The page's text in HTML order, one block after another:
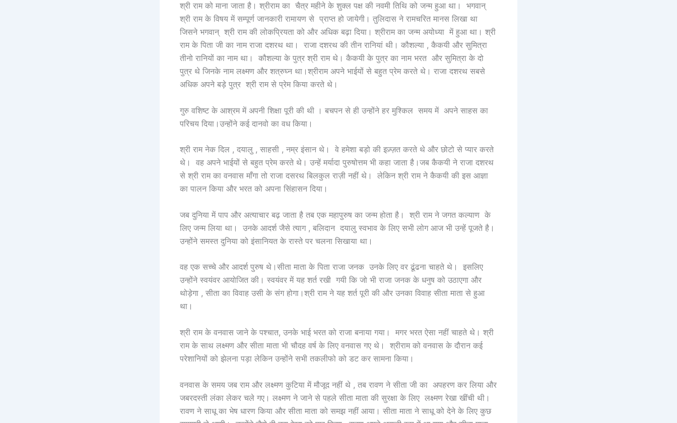
श्री राम को माना जाता है। श्रीराम का चैत्र महीने के शुक्ल पक्ष की नवमी तिथि को जन्म हुआ था। भगवान्
श्री राम के विषय में सम्पूर्ण जानकारी रामायण से प्राप्त हो जायेगी। तुलिदास ने रामचरित मानस लिखा था
जिसने भगवान् श्री राम की लोकप्रियता को और अधिक बढ़ा दिया। श्रीराम का जन्म अयोध्या में हुआ था। श्री
राम के पिता जी का नाम राजा दशरथ था। राजा दशरथ की तीन रानियां थी। कौशल्या , कैकयी और सुमित्रा
तीनो रानियों का नाम था। कौशल्या के पुत्र श्री राम थे। कैकयी के पुत्र का नाम भरत और सुमित्रा के दो
पुत्र थे जिनके नाम लक्ष्मण और शत्रुघ्न था।श्रीराम अपने भाईयों से बहुत प्रेम करते थे। राजा दशरथ सबसे
अधिक अपने बड़े पुत्र श्री राम से प्रेम किया करते थे।
गुरु वशिष्ट के आश्रम में अपनी शिक्षा पूरी की थी । बचपन से ही उन्होंने हर मुश्किल समय में अपने साहस का
परिचय दिया।उन्होंने कई दानवो का वध किया।
श्री राम नेक दिल , दयालु , साहसी , नम्र इंसान थे। वे हमेशा बड़ो की इज़्ज़त करते थे और छोटो से प्यार करते
थे। वह अपने भाईयों से बहुत प्रेम करते थे। उन्हें मर्यादा पुरुषोत्तम भी कहा जाता है।जब कैकयी ने राजा दशरथ
से श्री राम का वनवास माँगा तो राजा दसरथ बिलकुल राज़ी नहीं थे। लेकिन श्री राम ने कैकयी की इस आज्ञा
का पालन किया और भरत को अपना सिंहासन दिया।
जब दुनिया में पाप और अत्याचार बढ़ जाता है तब एक महापुरुष का जन्म होता है। श्री राम ने जगत कल्याण के
लिए जन्म लिया था। उनके आदर्श जैसे त्याग , बलिदान दयालु स्वभाव के लिए सभी लोग आज भी उन्हें पूजते है।
उन्होंने समस्त दुनिया को इंसानियत के रास्ते पर चलना सिखाया था।
वह एक सच्चे और आदर्श पुरुष थे।सीता माता के पिता राजा जनक उनके लिए वर ढूंढना चाहते थे। इसलिए
उन्होंने स्वयंवर आयोजित की। स्वयंवर में यह शर्त रखी गयी कि जो भी राजा जनक के धनुष को उठाएगा और
थोड़ेगा , सीता का विवाह उसी के संग होगा।श्री राम ने यह शर्त पूरी की और उनका विवाह सीता माता से हुआ
था।
श्री राम के वनवास जाने के पश्चात, उनके भाई भरत को राजा बनाया गया। मगर भरत ऐसा नहीं चाहते थे। श्री
राम के साथ लक्ष्मण और सीता माता भी चौदह वर्ष के लिए वनवास गए थे। श्रीराम को वनवास के दौरान कई
परेशानियों को झेलना पड़ा लेकिन उन्होंने सभी तकलीफो को डट कर सामना किया।
वनवास के समय जब राम और लक्ष्मण कुटिया में मौजूद नहीं थे , तब रावण ने सीता जी का अपहरण कर लिया और
जबरदस्ती लंका लेकर चले गए। लक्ष्मण ने जाने से पहले सीता माता की सुरक्षा के लिए लक्ष्मण रेखा खींची थी।
रावण ने साधू का भेष धारण किया और सीता माता को समझ नहीं आया। सीता माता ने साधू को देने के लिए कुछ